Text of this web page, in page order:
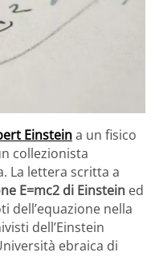
Einsteina un fisico
collezionista
La lettera scritta a
E=mc2 di Einstein ed
dell’equazione nella
dell’Einstein
ebraica di